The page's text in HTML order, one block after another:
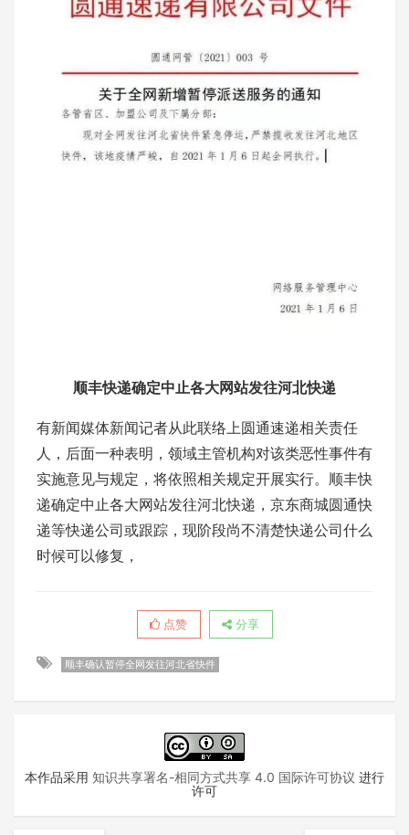
顺丰快递确定中止各大网站发往河北快递
有新闻媒体新闻记者从此联络上圆通速递相关责任
人，后面一种表明，领域主管机构对该类恶性事件有
实施意见与规定，将依照相关规定开展实行。顺丰快
递确定中止各大网站发往河北快递，京东商城圆通快
递等快递公司或跟踪，现阶段尚不清楚快递公司什么
时候可以修复，
点赞 分享
顺丰确认暂停全网发往河北省快件
本作品采用 知识共享署名-相同方式共享 4.0 国际许可协议 进行
许可